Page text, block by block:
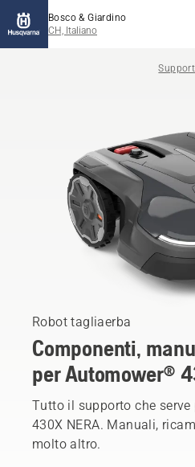
Bosco & Giardino
CH, Italiano
Robot tagliaerba
Componenti,
per Automower®
Tutto il supporto che
430X NERA. Manuali,
molto altro.